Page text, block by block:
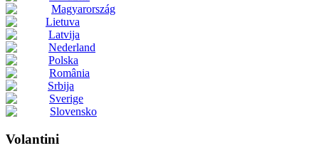
Magyarország
Lietuva
Latvija
Nederland
Polska
România
Srbija
Sverige
Slovensko
Volantini